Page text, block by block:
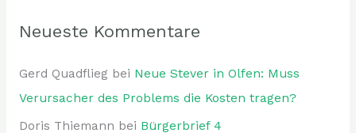
Neueste Kommentare
Gerd Quadflieg bei Neue Stever in Olfen: Muss
Verursacher des Problems die Kosten tragen?
Doris Thiemann bei Bürgerbrief 4